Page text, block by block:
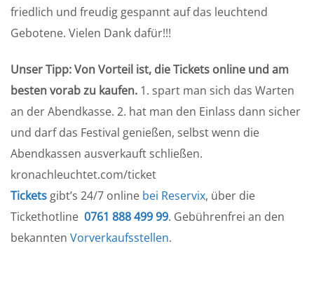
friedlich und freudig gespannt auf das leuchtend
Gebotene. Vielen Dank dafür!!!
Unser Tipp:Von Vorteil ist, die Tickets online und am
besten vorab zu kaufen. 1. spart man sich das Warten
an der Abendkasse. 2. hat man den Einlass dann sicher
und darf das Festival genießen, selbst wenn die
Abendkassen ausverkauft schließen.
kronachleuchtet.com/ticket
Tickets gibt’s 24/7 online bei Reservix, über die
Tickethotline 0761 888 499 99. Gebührenfrei an den
bekannten Vorverkaufsstellen.